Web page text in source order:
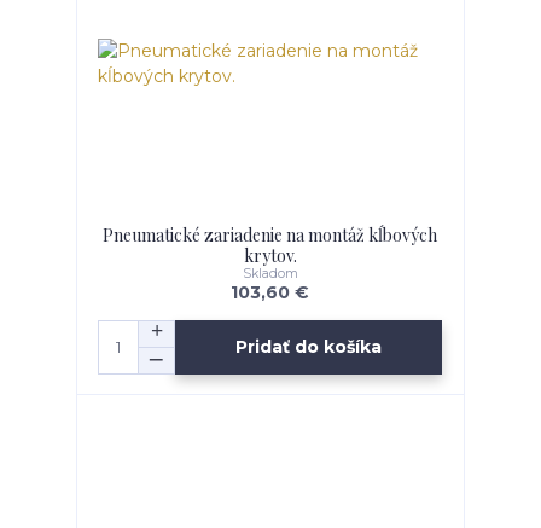
Pneumatické zariadenie na montáž kĺbových
krytov.
103,60 €
Skladom
Pridať do košíka